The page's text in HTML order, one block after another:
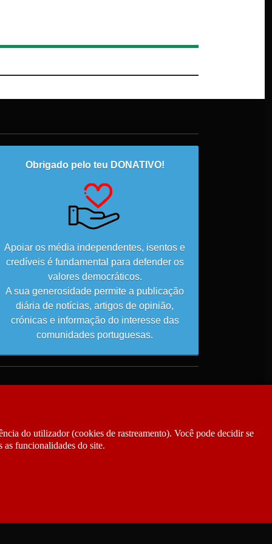
Obrigado pelo teu DONATIVO!
Apoiar os média independentes, isentos e
credíveis é fundamental para defender os
valores democráticos.
A sua generosidade permite a publicação
diária de notícias, artigos de opinião,
crónicas e informação do interesse das
comunidades portuguesas.
do utilizador (cookies de rastreamento). Você pode decidir se
as funcionalidades do site.